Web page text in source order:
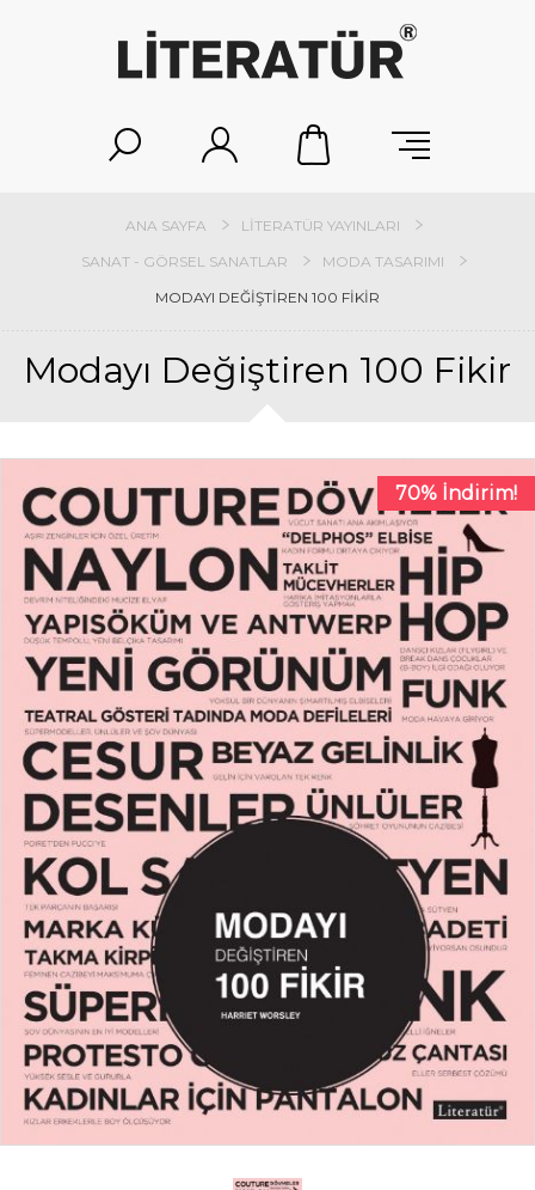
ANA SAYFA
LITERATÜR YAYINLARI
SANAT - GÖRSEL SANATLAR
MODA TASARIMI
MODAYI DEĞIŞTIREN 100 FIKIR
Modayı Değiştiren 100 Fikir
70% İndirim!